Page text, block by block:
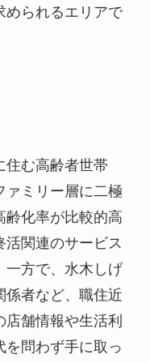
められるエリアで
住む高齢者世帯
ァミリー層に二極
齢化率が比較的高
活関連のサービス
一方で、水木しげ
係者など、職住近
舗情報や生活利
を問わず手に取っ